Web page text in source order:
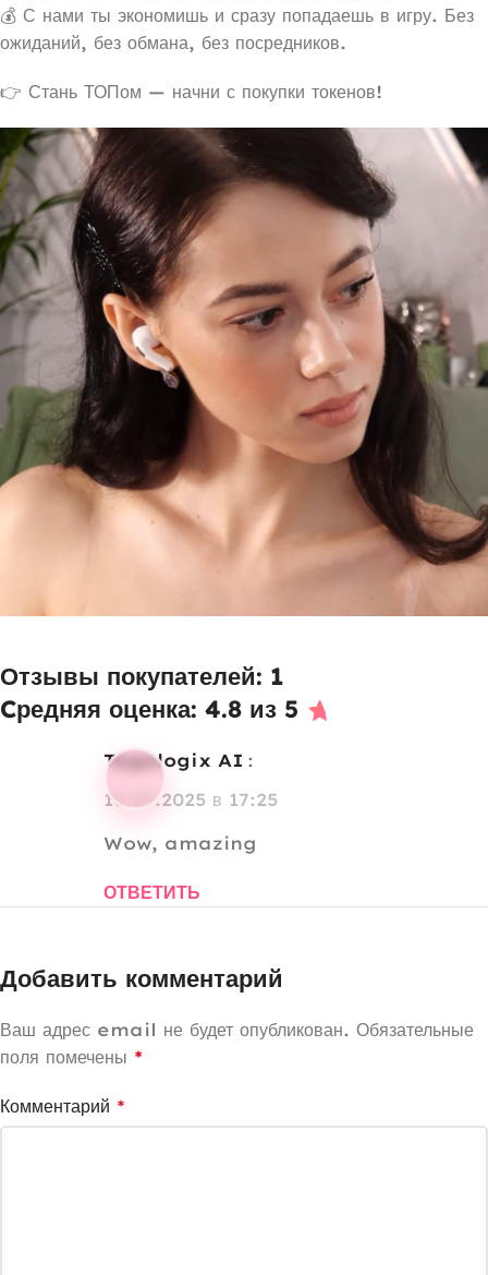
💰 С нами ты экономишь и сразу попадаешь в игру. Без
ожиданий, без обмана, без посредников.
👉 Стань ТОПом — начни с покупки токенов!
Отзывы покупателей: 1
Cредняя оценка: 4.8 из 5
Tagalogix AI :
10.09.2025 в 17:25
Wow, amazing
ОТВЕТИТЬ
Добавить комментарий
Ваш адрес email не будет опубликован. Обязательные
поля помечены *
Комментарий *